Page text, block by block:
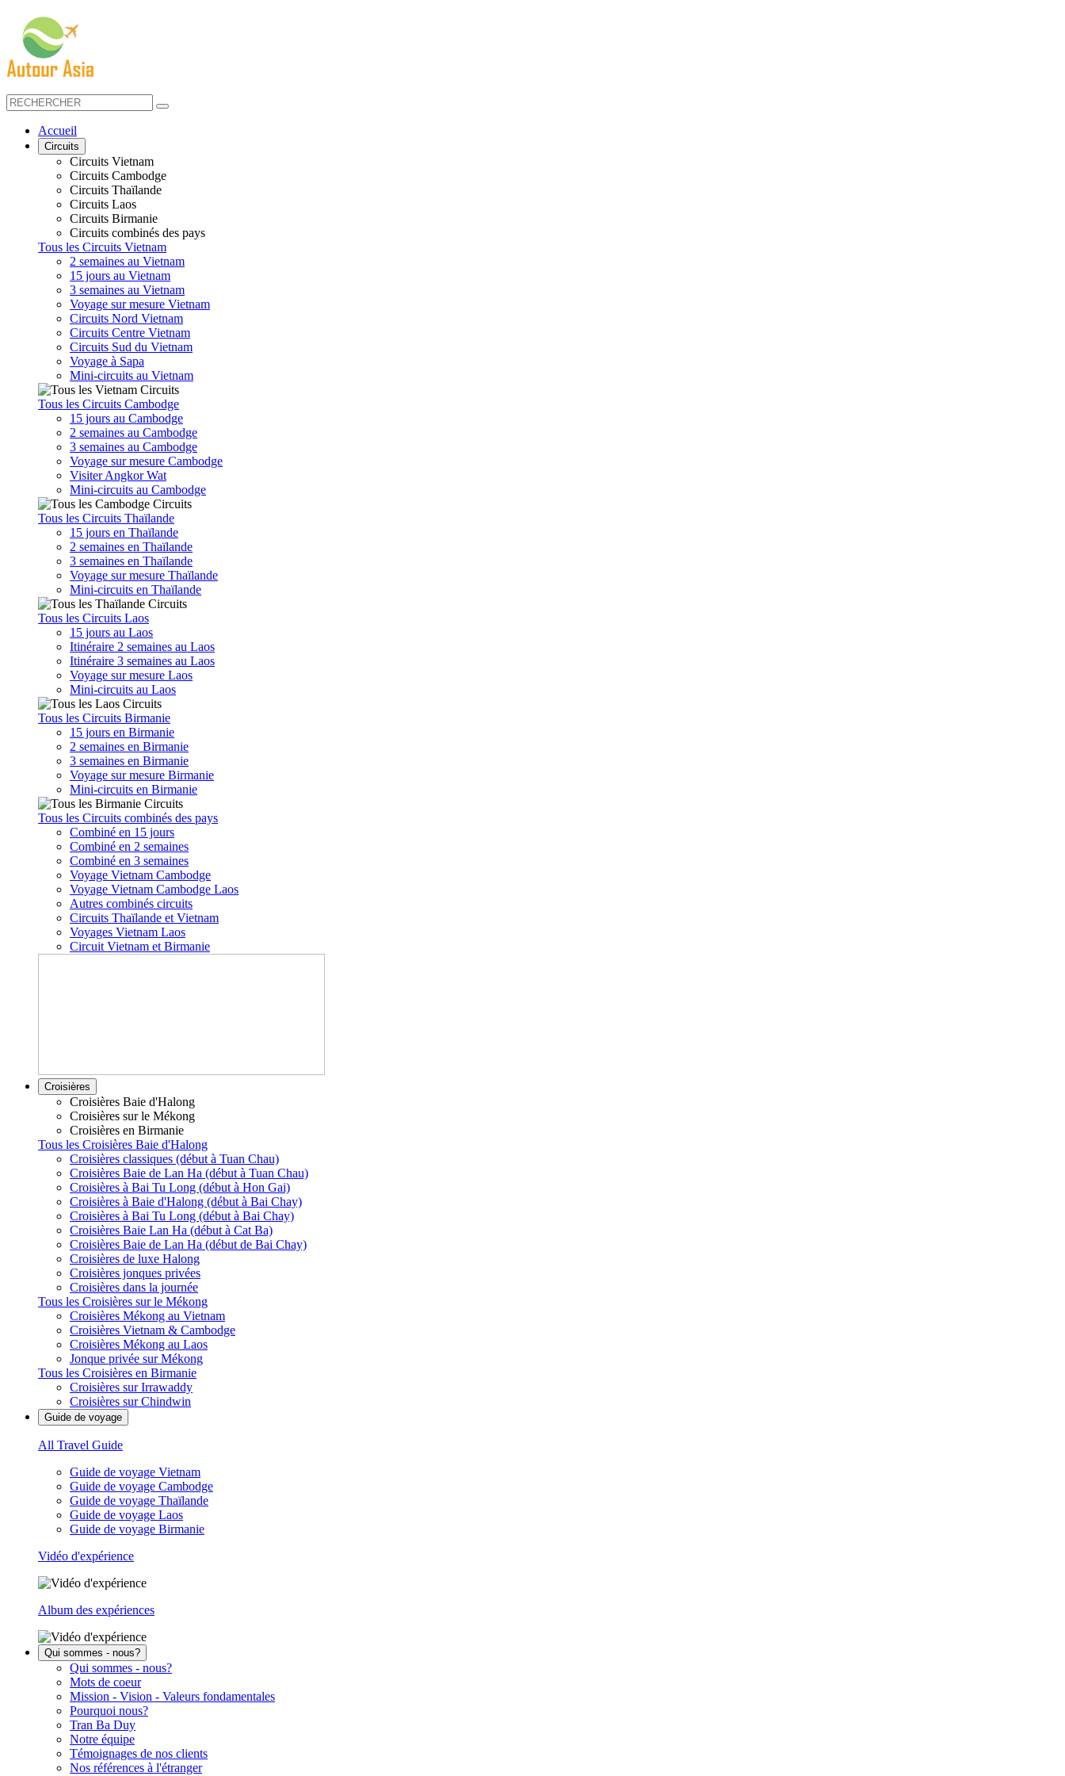
Accueil
Circuits
Circuits Vietnam
Circuits Cambodge
Circuits Thaïlande
Circuits Laos
Circuits Birmanie
Circuits combinés des pays
Tous les Circuits Vietnam
2 semaines au Vietnam
15 jours au Vietnam
3 semaines au Vietnam
Voyage sur mesure Vietnam
Circuits Nord Vietnam
Circuits Centre Vietnam
Circuits Sud du Vietnam
Voyage à Sapa
Mini-circuits au Vietnam
Tous les Circuits Cambodge
15 jours au Cambodge
2 semaines au Cambodge
3 semaines au Cambodge
Voyage sur mesure Cambodge
Visiter Angkor Wat
Mini-circuits au Cambodge
Tous les Circuits Thaïlande
15 jours en Thaïlande
2 semaines en Thaïlande
3 semaines en Thaïlande
Voyage sur mesure Thaïlande
Mini-circuits en Thaïlande
Tous les Circuits Laos
15 jours au Laos
Itinéraire 2 semaines au Laos
Itinéraire 3 semaines au Laos
Voyage sur mesure Laos
Mini-circuits au Laos
Tous les Circuits Birmanie
15 jours en Birmanie
2 semaines en Birmanie
3 semaines en Birmanie
Voyage sur mesure Birmanie
Mini-circuits en Birmanie
Tous les Circuits combinés des pays
Combiné en 15 jours
Combiné en 2 semaines
Combiné en 3 semaines
Voyage Vietnam Cambodge
Voyage Vietnam Cambodge Laos
Autres combinés circuits
Circuits Thaïlande et Vietnam
Voyages Vietnam Laos
Circuit Vietnam et Birmanie
Croisières
Croisières Baie d'Halong
Croisières sur le Mékong
Croisières en Birmanie
Tous les Croisières Baie d'Halong
Croisières classiques (début à Tuan Chau)
Croisières Baie de Lan Ha (début à Tuan Chau)
Croisières à Bai Tu Long (début à Hon Gai)
Croisières à Baie d'Halong (début à Bai Chay)
Croisières à Bai Tu Long (début à Bai Chay)
Croisières Baie Lan Ha (début à Cat Ba)
Croisières Baie de Lan Ha (début de Bai Chay)
Croisières de luxe Halong
Croisières jonques privées
Croisières dans la journée
Tous les Croisières sur le Mékong
Croisières Mékong au Vietnam
Croisières Vietnam & Cambodge
Croisières Mékong au Laos
Jonque privée sur Mékong
Tous les Croisières en Birmanie
Croisières sur Irrawaddy
Croisières sur Chindwin
Guide de voyage
All Travel Guide
Guide de voyage Vietnam
Guide de voyage Cambodge
Guide de voyage Thaïlande
Guide de voyage Laos
Guide de voyage Birmanie
Vidéo d'expérience
Album des expériences
Qui sommes - nous?
Qui sommes - nous?
Mots de coeur
Mission - Vision - Valeurs fondamentales
Pourquoi nous?
Tran Ba Duy
Notre équipe
Témoignages de nos clients
Nos références à l'étranger